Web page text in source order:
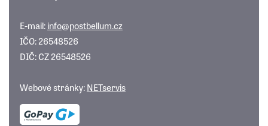
E-mail:info@postbellum.cz
IČO: 26548526
DIČ: CZ 26548526
Webové stránky:NETservis